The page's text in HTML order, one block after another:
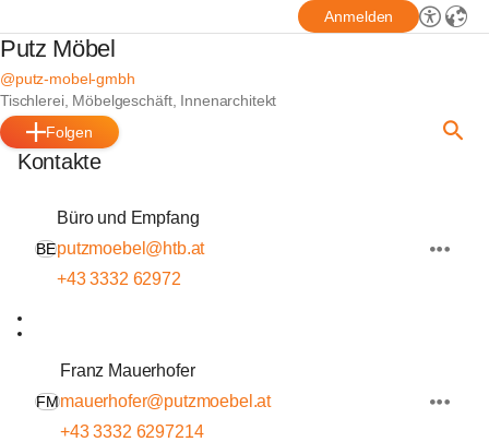
Anmelden
Putz Möbel
@putz-mobel-gmbh
Tischlerei, Möbelgeschäft, Innenarchitekt
Folgen
Kontakte
BE
Büro und Empfang
putzmoebel@htb.at
+43 3332 62972
FM
Franz Mauerhofer
mauerhofer@putzmoebel.at
+43 3332 6297214